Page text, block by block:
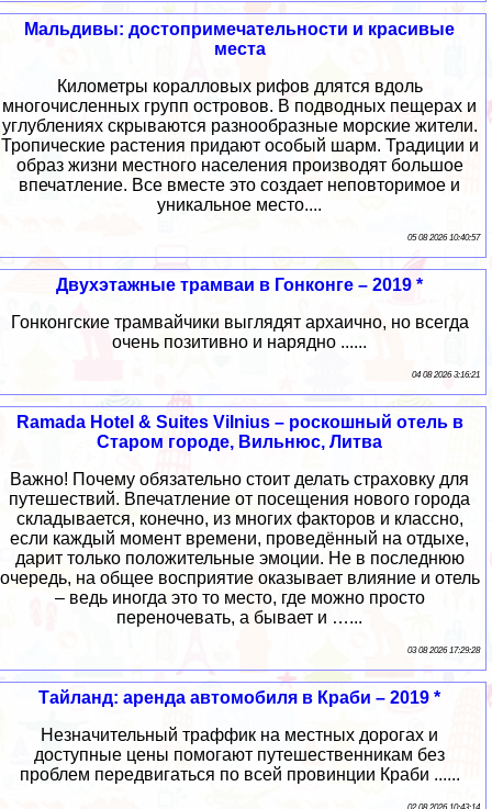
Мальдивы: достопримечательности и красивые
места
Километры коралловых рифов длятся вдоль
многочисленных групп островов. В подводных пещерах и
углублениях скрываются разнообразные морские жители.
Тропические растения придают особый шарм. Традиции и
образ жизни местного населения производят большое
впечатление. Все вместе это создает неповторимое и
уникальное место....
05 08 2026 10:40:57
Двухэтажные трамваи в Гонконге – 2019 *
Гонконгские трамвайчики выглядят архаично, но всегда
очень позитивно и нарядно ......
04 08 2026 3:16:21
Ramada Hotel & Suites Vilnius – роскошный отель в
Старом городе, Вильнюс, Литва
Важно! Почему обязательно стоит делать страховку для
путешествий. Впечатление от посещения нового города
складывается, конечно, из многих факторов и классно,
если каждый момент времени, проведённый на отдыхе,
дарит только положительные эмоции. Не в последнюю
очередь, на общее восприятие оказывает влияние и отель
– ведь иногда это то место, где можно просто
переночевать, а бывает и …...
03 08 2026 17:29:28
Тайланд: аренда автомобиля в Краби – 2019 *
Незначительный траффик на местных дорогах и
доступные цены помогают путешественникам без
проблем передвигаться по всей провинции Краби ......